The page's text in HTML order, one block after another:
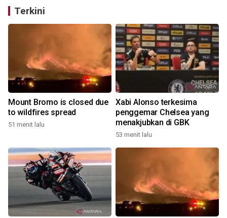
Terkini
Mount Bromo is closed due
to wildfires spread
51 menit lalu
Xabi Alonso terkesima
penggemar Chelsea yang
menakjubkan di GBK
53 menit lalu